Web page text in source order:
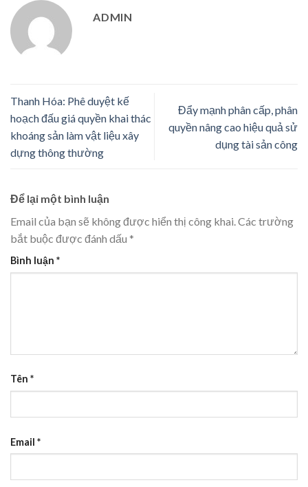
ADMIN
Thanh Hóa: Phê duyệt kế
hoạch đấu giá quyền khai thác
khoáng sản làm vật liệu xây
dựng thông thường
Đẩy mạnh phân cấp, phân
quyền nâng cao hiệu quả sử
dụng tài sản công
Để lại một bình luận
Email của bạn sẽ không được hiển thị công khai.Các trường
bắt buộc được đánh dấu *
Bình luận *
Tên *
Email *